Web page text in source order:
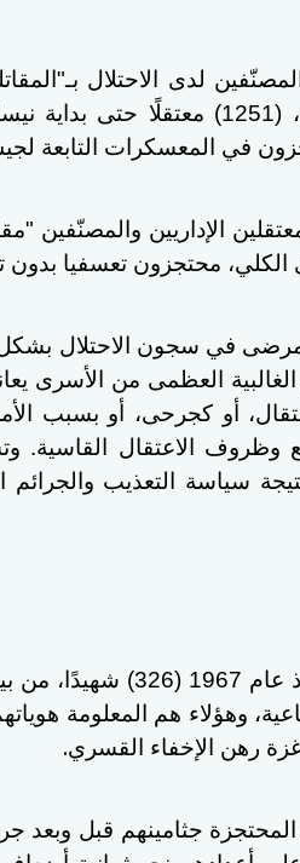
لدى الاحتلال
في المعسكرات التابعة
الإداريين والمصنّفين
في سجون الاحتلال
الغالبية العظمى من الأسرى
أو كجرحى، أو بسبب
الاعتقال القاسية.
سياسة التعذيب
وهؤلاء هم المعلومة
رهن الإخفاء القسري.
جثامينهم قبل وبعد